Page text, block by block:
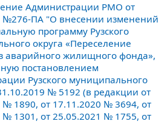
Администрации РМО от
№276-ПА "О внесении изменений
программу Рузского
округа «Переселение
аварийного жилищного фонда»,
постановлением
Рузского муниципального
№ 5192 (в редакции от
№ 1890, от 17.11.2020 № 3694, от
№ 1301, от 25.05.2021 № 1755, от